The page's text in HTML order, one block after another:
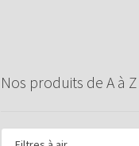
Nos produits de A à Z